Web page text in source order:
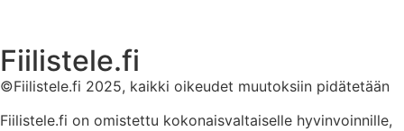
Fiilistele.fi
©Fiilistele.fi 2025, kaikki oikeudet muutoksiin pidätetään
Fiilistele.fi on omistettu kokonaisvaltaiselle hyvinvoinnille,